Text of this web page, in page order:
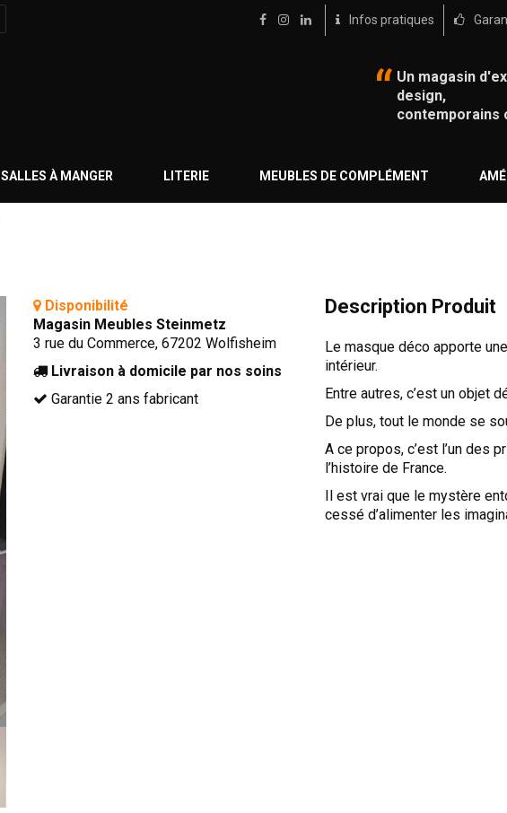
Infos pratiques
Un magasin
design,
contemporains
SALLES À MANGER LITERIE MEUBLES DE COMPLÉMENT
Disponibilité
Magasin Meubles Steinmetz
3 rue du Commerce, 67202 Wolfisheim
Livraison à domicile par nos soins
Garantie 2 ans fabricant
Description Produit
Le masque déco apporte
intérieur.
Entre autres, c’est un objet
De plus, tout le monde se
A ce propos, c’est l’un des
l’histoire de France.
Il est vrai que le mystère
cessé d’alimenter les